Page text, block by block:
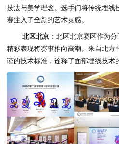
技法与美学理念。选手们将传统埋线
赛注入了全新的艺术灵感。
北区北京 ：北区北京赛区作为
精彩表现将赛事推向高潮。来自北方
谨的技术标准，诠释了面部埋线技术